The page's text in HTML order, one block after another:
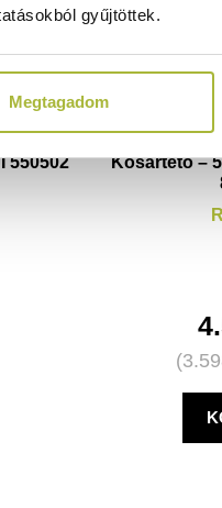
gyűjtöttek.
Megtagadom
550502
Kosártető –
(